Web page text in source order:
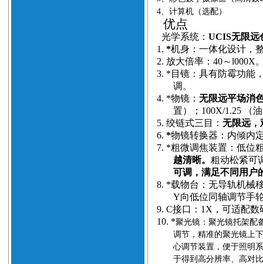
4、计算机（选配）
优点
光学系统： UCIS无限远
1. *机身：一体化设计，
2. 放大倍率：40～l000X
3. *目镜：具有防霉功能
调。
4. *物镜： 无限远平场消
置）；100X/1.25 （
5. 绞链式三目： 无限远，
6. *物镜转换器：内倾内
7. *粗微调焦装置：低位
越清晰。 粗动松紧可
可调，满足不同用户
8. *载物台：无导轨机械
Y向低位同轴调节手
9. C接口：1X，可适配
10. *聚光镜：聚光镜托架配
调节，精准的聚光镜上
心调节装置，便于照明
于得到高分辨率、高对